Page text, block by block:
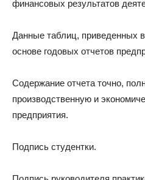
финансовых результатов
Данные таблиц, приведенных
основе годовых отчетов
Содержание отчета точно,
производственную и
предприятия.
Подпись студентки.